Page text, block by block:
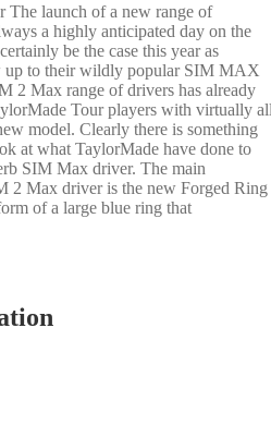
launch of a new range of
a highly anticipated day on the
be the case this year as
up to their wildly popular SIM MAX
2 Max range of drivers has already
Tour players with virtually
model. Clearly there is something
at what TaylorMade have done to
SIM Max driver. The main
2 Max driver is the new Forged Ring
of a large blue ring that